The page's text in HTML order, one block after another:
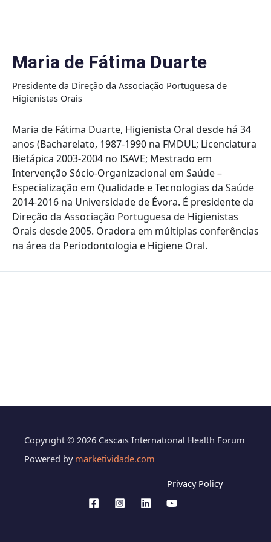
Maria de Fátima Duarte
Presidente da Direção da Associação Portuguesa de
Higienistas Orais
Maria de Fátima Duarte, Higienista Oral desde há 34
anos (Bacharelato, 1987-1990 na FMDUL; Licenciatura
Bietápica 2003-2004 no ISAVE; Mestrado em
Intervenção Sócio-Organizacional em Saúde –
Especialização em Qualidade e Tecnologias da Saúde
2014-2016 na Universidade de Évora. É presidente da
Direção da Associação Portuguesa de Higienistas
Orais desde 2005. Oradora em múltiplas conferências
na área da Periodontologia e Higiene Oral.
Copyright © 2026 Cascais International Health Forum
Powered by marketividade.com
Privacy Policy